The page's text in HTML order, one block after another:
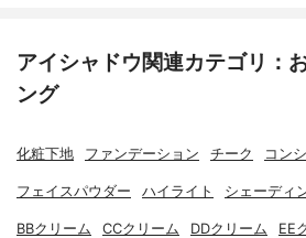
アイシャドウ関連カテゴリ：
ング
化粧下地 ファンデーション チーク コン
フェイスパウダー ハイライト シェーディ
BBクリーム CCクリーム DDクリーム EE